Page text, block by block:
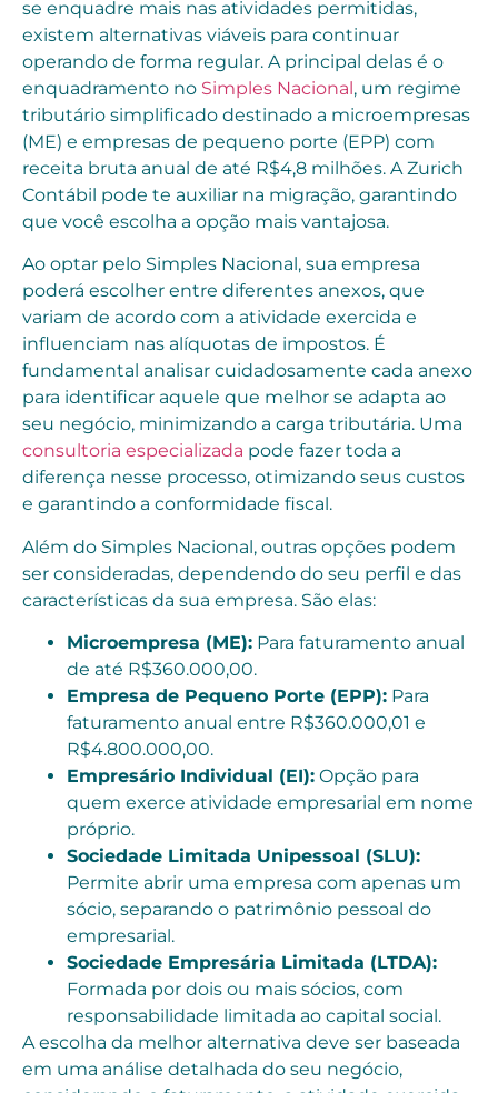
se enquadre mais nas atividades permitidas,
existem alternativas viáveis para continuar
operando de forma regular. A principal delas é o
enquadramento no Simples Nacional, um regime
tributário simplificado destinado a microempresas
(ME) e empresas de pequeno porte (EPP) com
receita bruta anual de até R$4,8 milhões. A Zurich
Contábil pode te auxiliar na migração, garantindo
que você escolha a opção mais vantajosa.
Ao optar pelo Simples Nacional, sua empresa
poderá escolher entre diferentes anexos, que
variam de acordo com a atividade exercida e
influenciam nas alíquotas de impostos. É
fundamental analisar cuidadosamente cada anexo
para identificar aquele que melhor se adapta ao
seu negócio, minimizando a carga tributária. Uma
consultoria especializada pode fazer toda a
diferença nesse processo, otimizando seus custos
e garantindo a conformidade fiscal.
Além do Simples Nacional, outras opções podem
ser consideradas, dependendo do seu perfil e das
características da sua empresa. São elas:
Microempresa (ME): Para faturamento anual
de até R$360.000,00.
Empresa de Pequeno Porte (EPP): Para
faturamento anual entre R$360.000,01 e
R$4.800.000,00.
Empresário Individual (EI): Opção para
quem exerce atividade empresarial em nome
próprio.
Sociedade Limitada Unipessoal (SLU):
Permite abrir uma empresa com apenas um
sócio, separando o patrimônio pessoal do
empresarial.
Sociedade Empresária Limitada (LTDA):
Formada por dois ou mais sócios, com
responsabilidade limitada ao capital social.
A escolha da melhor alternativa deve ser baseada
em uma análise detalhada do seu negócio,